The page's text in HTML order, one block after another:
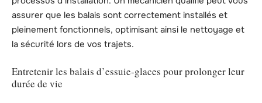
assurer que les balais sont correctement installés et
pleinement fonctionnels, optimisant ainsi le nettoyage et
la sécurité lors de vos trajets.
Entretenir les balais d’essuie-glaces pour prolonger leur
durée de vie